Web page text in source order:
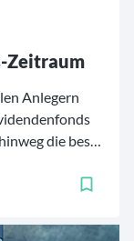
Zeitraum
Anlegern
die beste
letzten fünf